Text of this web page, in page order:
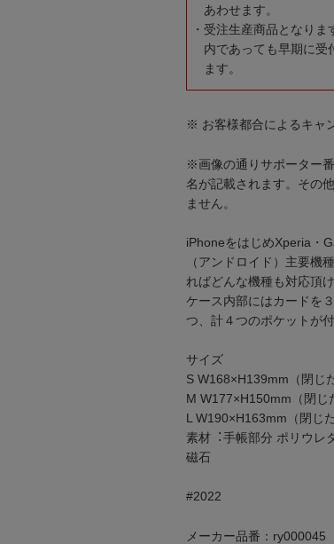
あわせます。
受注生産商品となりま
内であっても早期に受
ます。
※ お客様都合によるキャ
※画像の通りサポーター
名が記載されます。その
ません。
iPhoneをはじめXperia・
（アンドロイド）主要機
ればどんな機種も対応頂け
ケース内部にはカードを
つ、計４つのポケットが
サイズ
S W168×H139mm（閉じ
M W177×H150mm（閉じ
L W190×H163mm（閉じ
素材︓手帳部分 ポリウレ
磁石
#2022
メーカー品番：ry000045